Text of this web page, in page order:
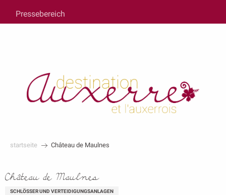
contenu
principal
Pressebereich
startseite Château de Maulnes
Château de Maulnes
SCHLÖSSER UND VERTEIDIGUNGSANLAGEN